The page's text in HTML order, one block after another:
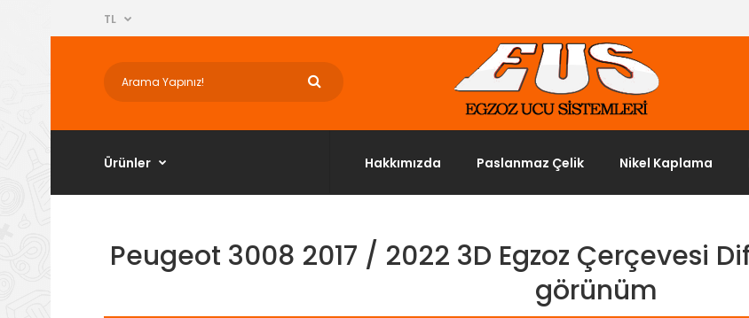
TL
Ürünler Hakkımızda Paslanmaz Çelik Nikel Kaplama
Peugeot 3008 2017 / 2022 3D Egzoz Çerçevesi
görünüm